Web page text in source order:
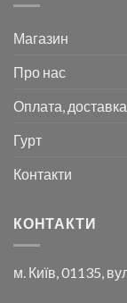
Магазин
Про нас
Оплата,
Гурт
Контакти
КОНТАКТИ
м. Київ, 01135,